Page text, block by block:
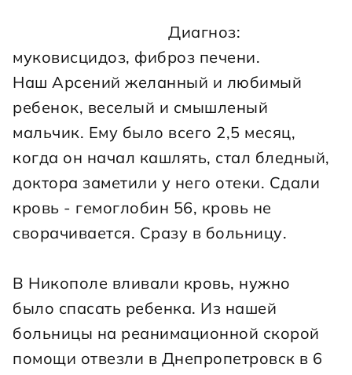
муковисцидоз, фиброз печени.
Наш Арсений желанный и любимый
ребенок, веселый и смышленый
мальчик. Ему было всего 2,5 месяц,
когда он начал кашлять, стал бледный,
доктора заметили у него отеки. Сдали
кровь - гемоглобин 56, кровь не
сворачивается. Сразу в больницу.
В Никополе вливали кровь, нужно
было спасать ребенка. Из нашей
больницы на реанимационной скорой
помощи отвезли в Днепропетровск в 6